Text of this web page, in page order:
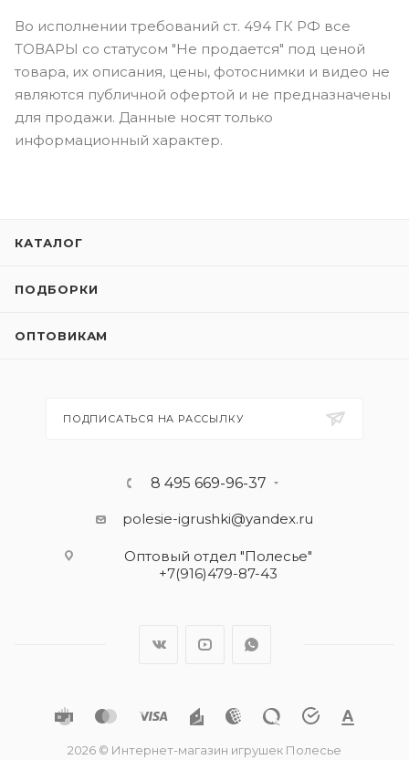
Во исполнении требований ст. 494 ГК РФ все
ТОВАРЫ со статусом "Не продается" под ценой
товара, их описания, цены, фотоснимки и видео не
являются публичной офертой и не предназначены
для продажи. Данные носят только
информационный характер.
КАТАЛОГ
ПОДБОРКИ
ОПТОВИКАМ
ПОДПИСАТЬСЯ НА РАССЫЛКУ
8 495 669-96-37
polesie-igrushki@yandex.ru
Оптовый отдел "Полесье"
+7(916)479-87-43
2026 © Интернет-магазин игрушек Полесье